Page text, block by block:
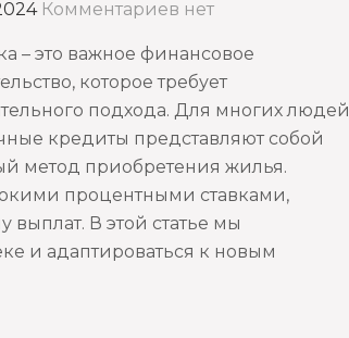
Комментариев нет
– это важное финансовое
которое требует
подхода. Для многих людей
кредиты представляют собой
метод приобретения жилья.
процентными ставками,
В этой статье мы
и адаптироваться к новым